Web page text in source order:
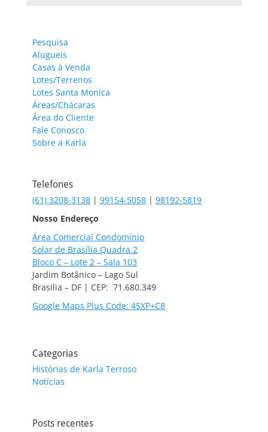
Pesquisa
Alugueis
Casas à Venda
Lotes/Terrenos
Lotes Santa Monica
Áreas/Chácaras
Área do Cliente
Fale Conosco
Sobre a Karla
Telefones
(61) 3208-3138 | 99154-5058 | 98192-5819
Nosso Endereço
Área Comercial Condomínio
Solar de Brasília Quadra 2
Bloco C – Lote 2 – Sala 103
Jardim Botânico – Lago Sul
Brasília – DF | CEP: 71.680.349
Google Maps Plus Code: 45XP+C8
Categorias
Histórias de Karla Terroso
Notícias
Posts recentes